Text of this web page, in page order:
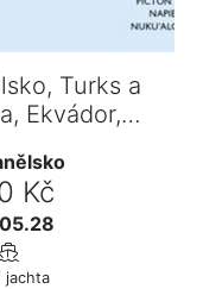
Turks a
Ekvádor,…
Kč
jachta